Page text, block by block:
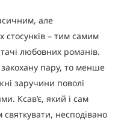
але
стосунків – тим самим
любовних романів.
пару, то менше
заручини поволі
Ксав’є, який і сам
несподівано